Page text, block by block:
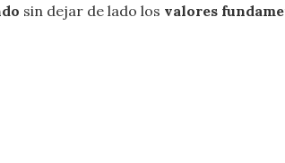
sin dejar de lado los valores